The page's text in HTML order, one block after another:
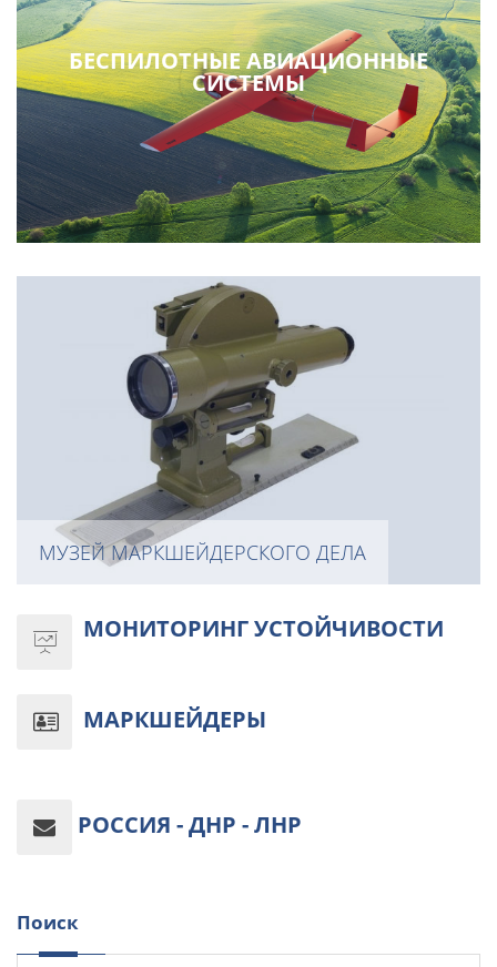
БЕСПИЛОТНЫЕ АВИАЦИОННЫЕ
СИСТЕМЫ
МУЗЕЙ МАРКШЕЙДЕРСКОГО ДЕЛА
МОНИТОРИНГ УСТОЙЧИВОСТИ
МАРКШЕЙДЕРЫ
РОССИЯ - ДНР - ЛНР
Поиск